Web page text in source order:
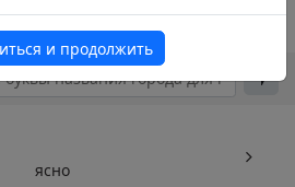
ясно
и продолжить